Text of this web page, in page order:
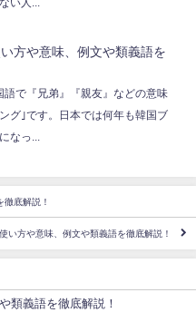
い人...
い方や意味、例文や類義語を
語で『兄弟』『親友』などの意味
グ｣です。日本では何年も韓国ブ
なっ...
徹底解説！
い方や意味、例文や類義語を徹底解説！
類義語を徹底解説！